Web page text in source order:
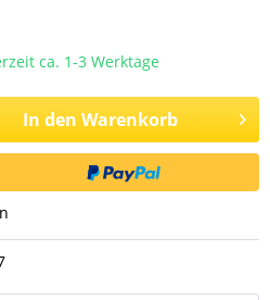
ca. 1-3 Werktage
In den Warenkorb